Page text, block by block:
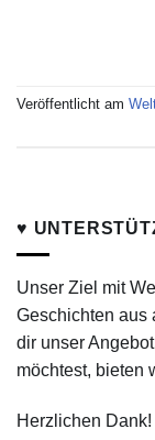
Veröffentlicht am
♥
Unser Ziel mit
Geschichten aus
dir unser
möchtest, bieten
Herzlichen Dank!